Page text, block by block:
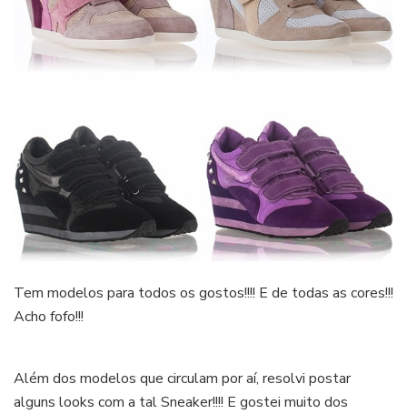
Tem modelos para todos os gostos!!!! E de todas as cores!!!
Acho fofo!!!
Além dos modelos que circulam por aí, resolvi postar
alguns looks com a tal Sneaker!!!! E gostei muito dos